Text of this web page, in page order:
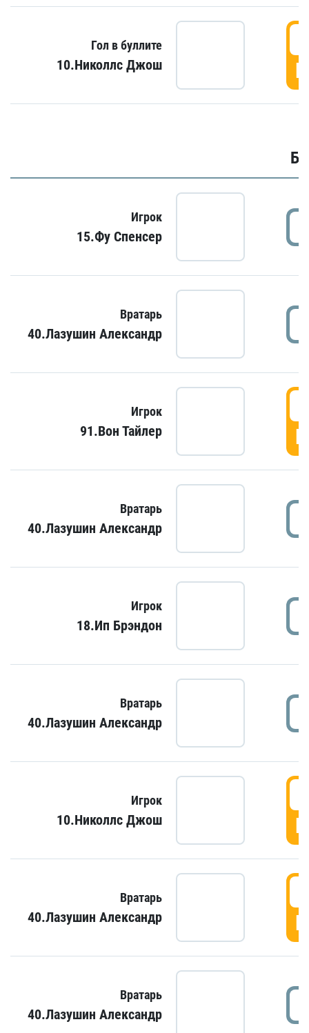
Гол в буллите
10.Николлс Джош
Игрок
15.Фу Спенсер
Вратарь
40.Лазушин Александр
Игрок
91.Вон Тайлер
Вратарь
40.Лазушин Александр
Игрок
18.Ип Брэндон
Вратарь
40.Лазушин Александр
Игрок
10.Николлс Джош
Вратарь
40.Лазушин Александр
Вратарь
40.Лазушин Александр